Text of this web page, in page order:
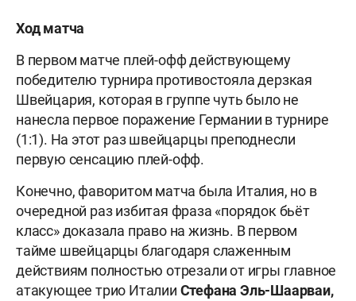
Ход матча
В первом матче плей-офф действующему
победителю турнира противостояла дерзкая
Швейцария, которая в группе чуть было не
нанесла первое поражение Германии в турнире
(1:1). На этот раз швейцарцы преподнесли
первую сенсацию плей-офф.
Конечно, фаворитом матча была Италия, но в
очередной раз избитая фраза «порядок бьёт
класс» доказала право на жизнь. В первом
тайме швейцарцы благодаря слаженным
действиям полностью отрезали от игры главное
атакующее трио Италии Стефана Эль-Шаарваи,